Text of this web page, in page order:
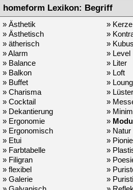
homeform Lexikon: Begriff
» Ästhetik
» Ästhetisch
» ätherisch
» Alarm
» Balance
» Balkon
» Buffet
» Charisma
» Cocktail
» Dekantierung
» Ergonomie
» Ergonomisch
» Etui
» Farbtabelle
» Filigran
» flexibel
» Galerie
» Kerze
»
» Kubus
» Level
» Liter
» Loft
»
» Lüster
»
»
»
» Natur
»
»
»
»
»